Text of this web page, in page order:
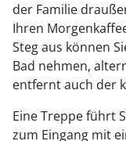
der Familie
Ihren
Steg aus können
Bad nehmen,
entfernt auch der
Eine Treppe führt
zum Eingang mit